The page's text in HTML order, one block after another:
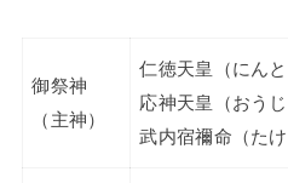
御祭神
（主神）
仁徳天皇（にんと
応神天皇（おうじ
武内宿禰命（た